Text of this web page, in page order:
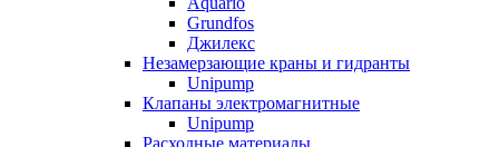
Grundfos
Джилекс
Незамерзающие краны и гидранты
Unipump
Клапаны электромагнитные
Unipump
Расходные материалы